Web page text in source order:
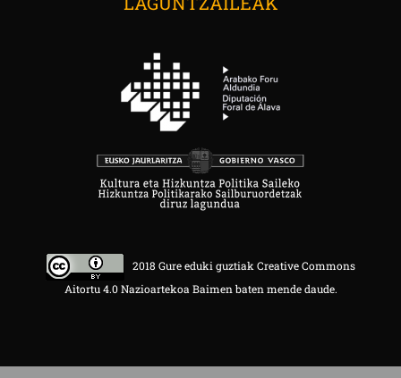
2018 Gure eduki guztiak Creative Commons
Aitortu 4.0 Nazioartekoa Baimen baten mende daude.